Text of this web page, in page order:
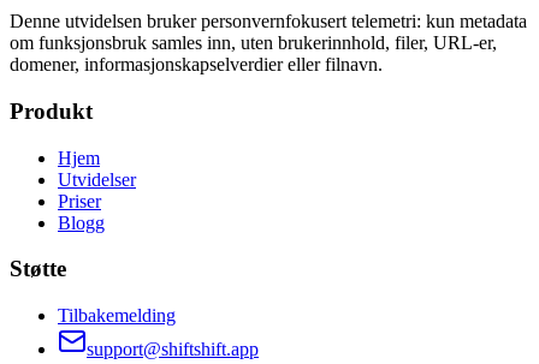
Denne utvidelsen bruker personvernfokusert telemetri: kun metadata
om funksjonsbruk samles inn, uten brukerinnhold, filer, URL-er,
domener, informasjonskapselverdier eller filnavn.
Produkt
Hjem
Utvidelser
Priser
Blogg
Støtte
Tilbakemelding
support@shiftshift.app